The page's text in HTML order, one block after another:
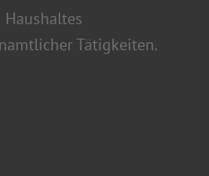
Tätigkeiten.